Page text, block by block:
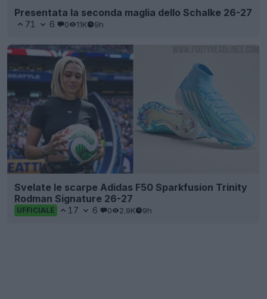
Presentata la seconda maglia dello Schalke 26-27
71 6 0 11K 9h
Svelate le scarpe Adidas F50 Sparkfusion Trinity
Rodman Signature 26-27
UFFICIALE 17 6 0 2.9K 9h